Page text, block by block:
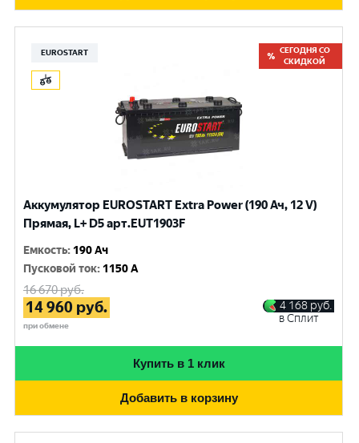
EUROSTART
СЕГОДНЯ СО
СКИДКОЙ
Аккумулятор EUROSTART Extra Power (190 Ач, 12 V)
Прямая, L+ D5 арт.EUT1903F
Емкость: 190 Ач
Пусковой ток: 1150 A
16 670руб.
14 960 руб.
при обмене
4 168 руб.
в Сплит
Купить в 1 клик
Добавить в корзину